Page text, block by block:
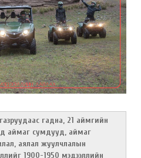
гадна, 21 аймгийн
аймаг сумдууд, аймаг
аялал жуулчлалын
1900-1950 мэдээллийн